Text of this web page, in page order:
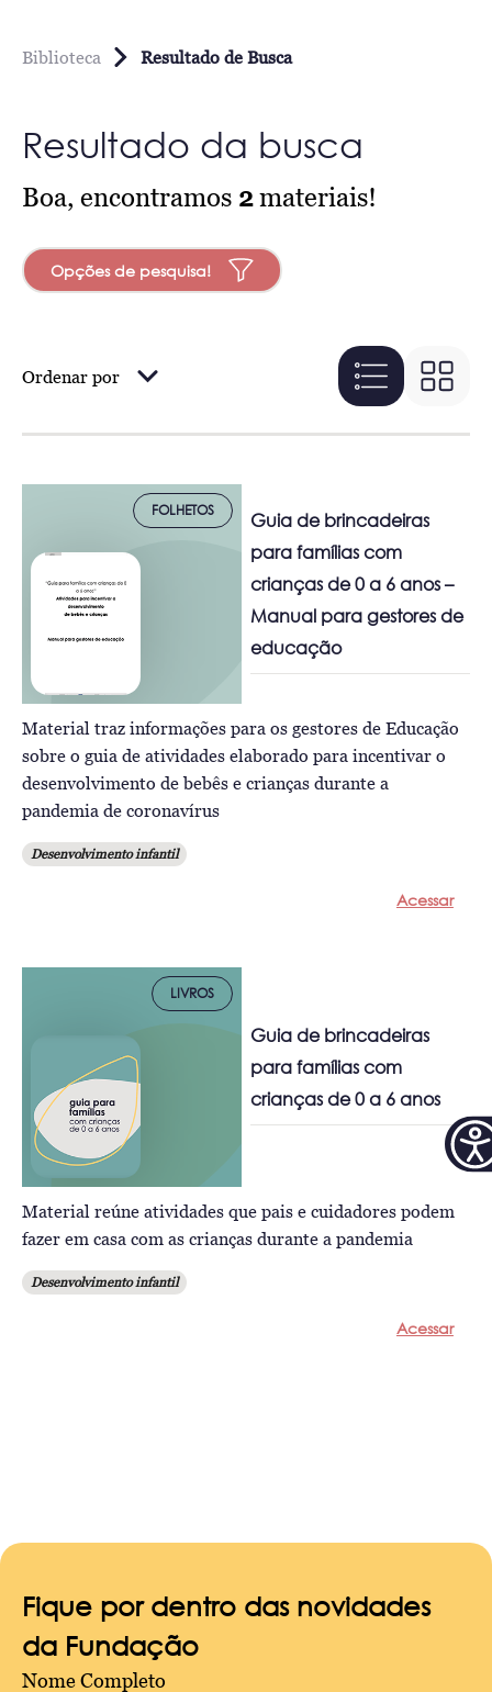
Biblioteca Resultado de Busca
Resultado da busca
Boa, encontramos 2materiais!
Opções de pesquisa!
Ordenar por
FOLHETOS
Guia de brincadeiras
para famílias com
crianças de 0 a 6 anos –
Manual para gestores de
educação
Material traz informações para os gestores de Educação
sobre o guia de atividades elaborado para incentivar o
desenvolvimento de bebês e crianças durante a
pandemia de coronavírus
Desenvolvimento infantil
Acessar
LIVROS
Guia de brincadeiras
para famílias com
crianças de 0 a 6 anos
Material reúne atividades que pais e cuidadores podem
fazer em casa com as crianças durante a pandemia
Desenvolvimento infantil
Acessar
Fique por dentro das novidades
da Fundação
Nome Completo